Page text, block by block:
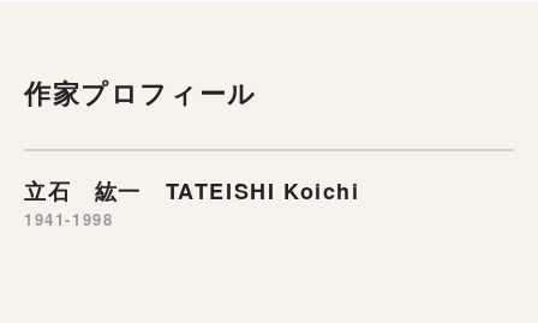
作家プロフィール
立石 紘一 TATEISHI Koichi
1941-1998